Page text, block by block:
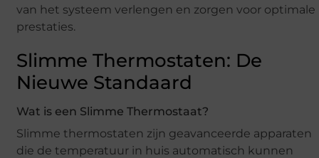
van het systeem verlengen en zorgen voor optimale
prestaties.
Slimme Thermostaten: De
Nieuwe Standaard
Wat is een Slimme Thermostaat?
Slimme thermostaten zijn geavanceerde apparaten
die de temperatuur in huis automatisch kunnen